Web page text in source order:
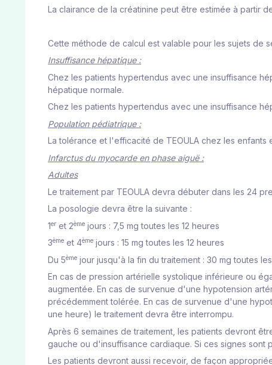
La clairance de la créatinine peut être estimée à partir
Cette méthode de calcul est valable pour les sujets de
Insuffisance hépatique :
Chez les patients hypertendus avec une insuffisance
hépatique normale.
Chez les patients hypertendus avec une insuffisance
Population pédiatrique :
La tolérance et l'efficacité de TEOULA chez les enfants
Infarctus du myocarde en phase aiguë :
Adultes
Le traitement par TEOULA devra débuter dans les 24
La posologie devra être la suivante :
1er et 2ème jours : 7,5 mg toutes les 12 heures
3ème et 4ème jours : 15 mg toutes les 12 heures
Du 5ème jour jusqu'à la fin du traitement : 30 mg toutes
En cas de pression artérielle systolique inférieure ou
augmentée. En cas de survenue d'une hypotension
précédemment tolérée. En cas de survenue d'une
une heure) le traitement devra être interrompu.
Après 6 semaines de traitement, les patients devront
gauche ou d'insuffisance cardiaque. Si ces signes sont
Les patients devront aussi recevoir, de façon